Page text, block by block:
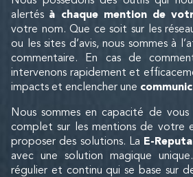
alertés à chaque mention de
votre nom. Que ce soit sur les
ou les sites d’avis, nous sommes à
commentaire. En cas de
intervenons rapidement et
impacts et enclencher une
Nous sommes en capacité de
complet sur les mentions de votre
proposer des solutions. La E-
avec une solution magique
régulier et continu qui se base sur